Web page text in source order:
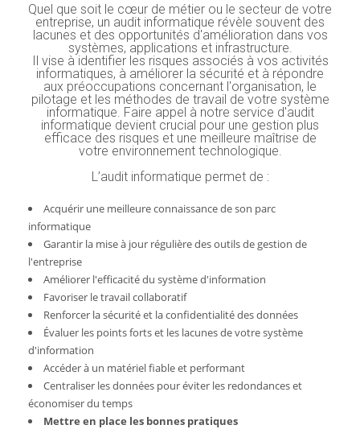
Quel que soit le cœur de métier ou le secteur de votre
entreprise, un audit informatique révèle souvent des
lacunes et des opportunités d'amélioration dans vos
systèmes, applications et infrastructure.
Il vise à identifier les risques associés à vos activités
informatiques, à améliorer la sécurité et à répondre
aux préoccupations concernant l'organisation, le
pilotage et les méthodes de travail de votre système
informatique. Faire appel à notre service d'audit
informatique devient crucial pour une gestion plus
efficace des risques et une meilleure maîtrise de
votre environnement technologique.
L’audit informatique permet de :
Acquérir une meilleure connaissance de son parc
informatique
Garantir la mise à jour régulière des outils de gestion de
l'entreprise
Améliorer l'efficacité du système d'information
Favoriser le travail collaboratif
Renforcer la sécurité et la confidentialité des données
Évaluer les points forts et les lacunes de votre système
d'information
Accéder à un matériel fiable et performant
Centraliser les données pour éviter les redondances et
économiser du temps
Mettre en place les bonnes pratiques